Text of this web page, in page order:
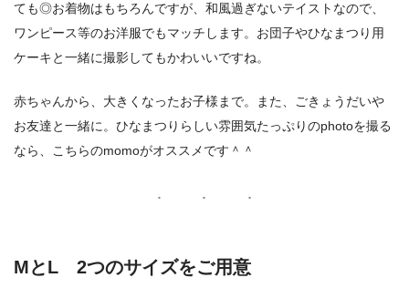
ても◎お着物はもちろんですが、和風過ぎないテイストなので、
ワンピース等のお洋服でもマッチします。お団子やひなまつり用
ケーキと一緒に撮影してもかわいいですね。
赤ちゃんから、大きくなったお子様まで。また、ごきょうだいや
お友達と一緒に。ひなまつりらしい雰囲気たっぷりのphotoを撮る
なら、こちらのmomoがオススメです＾＾
MとL 2つのサイズをご用意